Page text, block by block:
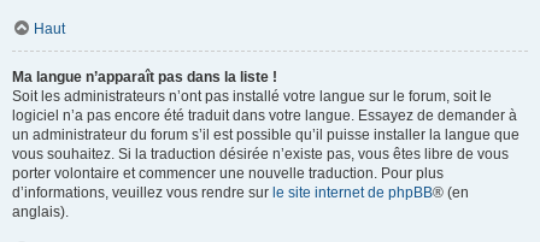
Haut
Ma langue n’apparaît pas dans la liste !
Soit les administrateurs n’ont pas installé votre langue sur le forum, soit le
logiciel n’a pas encore été traduit dans votre langue. Essayez de demander à
un administrateur du forum s’il est possible qu’il puisse installer la langue que
vous souhaitez. Si la traduction désirée n’existe pas, vous êtes libre de vous
porter volontaire et commencer une nouvelle traduction. Pour plus
d’informations, veuillez vous rendre sur le site internet de phpBB® (en
anglais).